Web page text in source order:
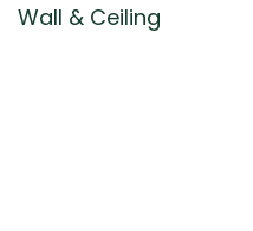
Wall & Ceiling